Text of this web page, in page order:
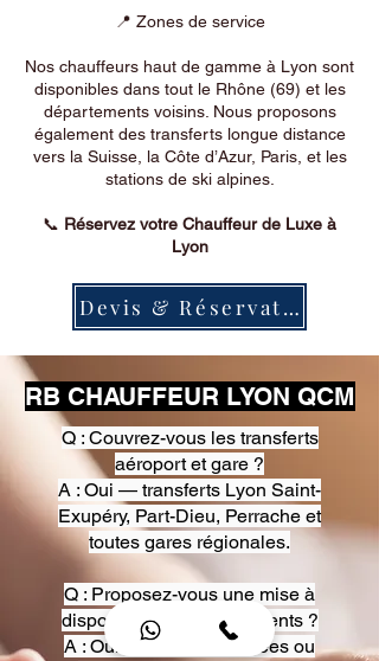
📍 Zones de service
Nos chauffeurs haut de gamme à Lyon sont
disponibles dans tout le Rhône (69) et les
départements voisins. Nous proposons
également des transferts longue distance
vers la Suisse, la Côte d’Azur, Paris, et les
stations de ski alpines.
📞 Réservez votre Chauffeur de Luxe à
Lyon
Devis & Réservation
RB CHAUFFEUR LYON QCM
Q : Couvrez-vous les transferts
aéroport et gare ?
A : Oui — transferts Lyon Saint-
Exupéry, Part-Dieu, Perrache et
toutes gares régionales.
Q : Proposez-vous une mise à
disposition pour événements ?
A : Oui — heures, journées ou